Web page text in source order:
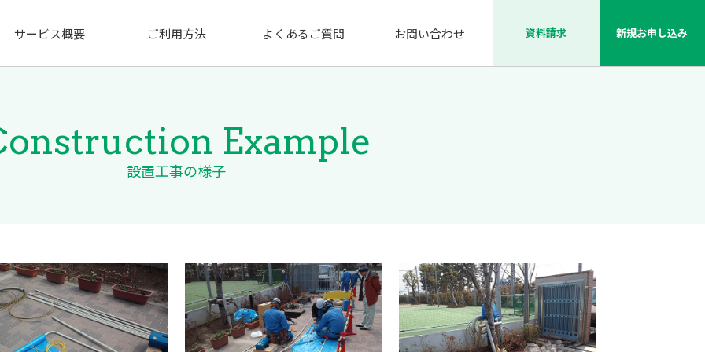
サービス概要 ご利用方法 よくあるご質問 お問い合わせ 資料請求 新規お申し込み
Example
設置工事の様子